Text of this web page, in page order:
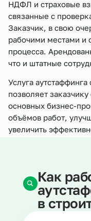
НДФЛ и страховые
связанные с
Заказчик, в свою
рабочими местами и
процесса.
что и штатные
Услуга
позволяет
основных бизнес-
объёмов работ,
увеличить
Как
в